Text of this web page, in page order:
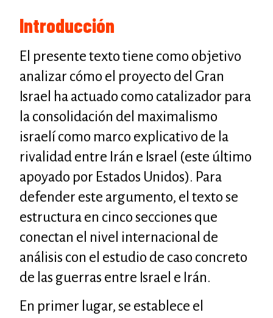
Introducción
El presente texto tiene como objetivo
analizar cómo el proyecto del Gran
Israel ha actuado como catalizador para
la consolidación del maximalismo
israelí como marco explicativo de la
rivalidad entre Irán e Israel (este último
apoyado por Estados Unidos). Para
defender este argumento, el texto se
estructura en cinco secciones que
conectan el nivel internacional de
análisis con el estudio de caso concreto
de las guerras entre Israel e Irán.
En primer lugar, se establece el